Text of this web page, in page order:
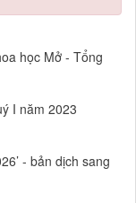
học Mở - Tổng
I năm 2023
- bản dịch sang